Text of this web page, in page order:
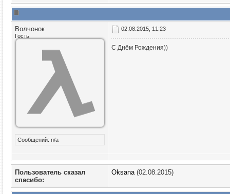
Волчонок
Гость
Сообщений: n/a
02.08.2015, 11:23
С Днём Рождения))
Пользователь сказал
cпасибо:
Oksana(02.08.2015)